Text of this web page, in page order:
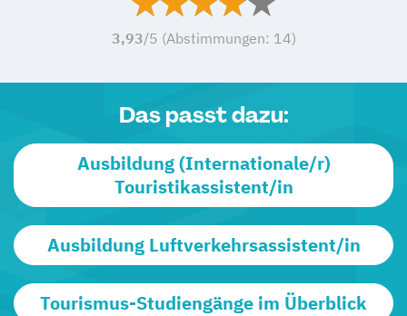
3,93/5 (Abstimmungen: 14)
Das passt dazu:
Ausbildung (Internationale/r)
Touristikassistent/in
Ausbildung Luftverkehrsassistent/in
Tourismus-Studiengänge im Überblick